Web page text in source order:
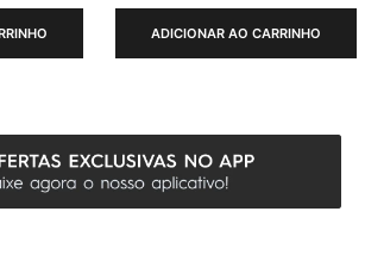
ADICIONAR AO CARRINHO